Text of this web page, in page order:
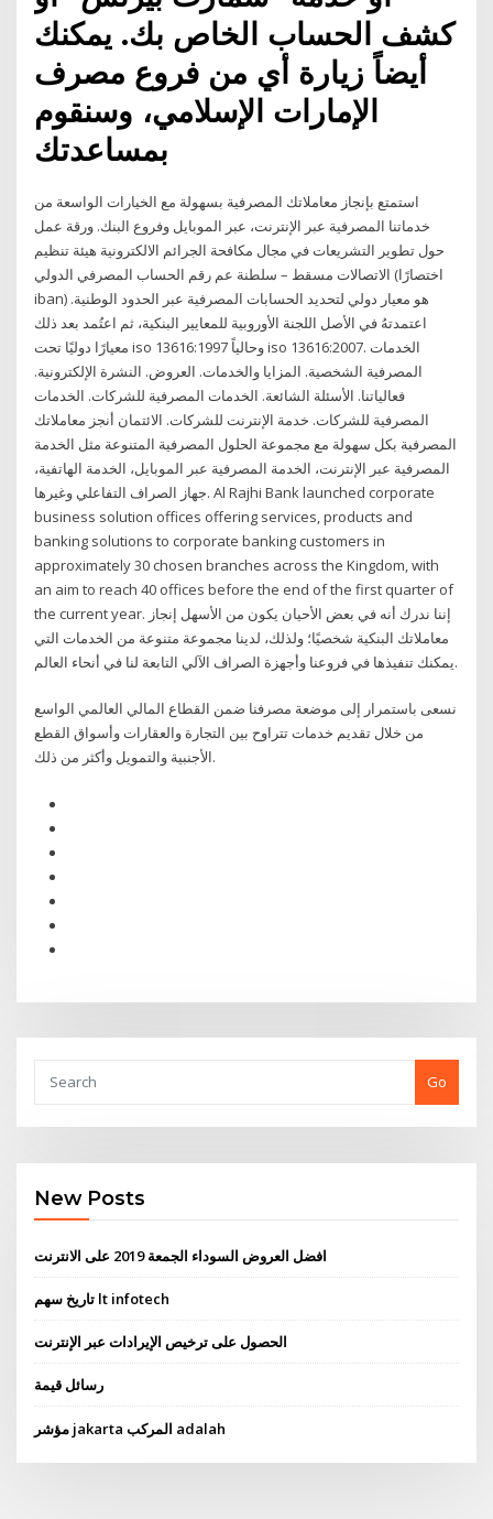
كشف الحساب الخاص بك. يمكنك
أيضاً زيارة أي من فروع مصرف
الإمارات الإسلامي، وسنقوم
بمساعدتك
استمتع بإنجاز معاملاتك المصرفية بسهولة مع الخيارات الواسعة من
خدماتنا المصرفية عبر الإنترنت، عبر الموبايل وفروع البنك. ورقة عمل
حول تطوير التشريعات في مجال مكافحة الجرائم الالكترونية هيئة تنظيم
الاتصالات مسقط – سلطنة عم رقم الحساب المصرفي الدولي (اختصارًا
iban) هو معيار دولي لتحديد الحسابات المصرفية عبر الحدود الوطنية.
اعتمدتهُ في الأصل اللجنة الأوروبية للمعايير البنكية، ثم اعتُمد بعد ذلك
معيارًا دوليًا تحت iso 13616:1997 وحالياً iso 13616:2007. الخدمات
المصرفية الشخصية. المزايا والخدمات. العروض. النشرة الإلكترونية.
فعالياتنا. الأسئلة الشائعة. الخدمات المصرفية للشركات. الخدمات
المصرفية للشركات. خدمة الإنترنت للشركات. الائتمان أنجز معاملاتك
المصرفية بكل سهولة مع مجموعة الحلول المصرفية المتنوعة مثل الخدمة
المصرفية عبر الإنترنت، الخدمة المصرفية عبر الموبايل، الخدمة الهاتفية،
جهاز الصراف التفاعلي وغيرها. Al Rajhi Bank launched corporate
business solution offices offering services, products and
banking solutions to corporate banking customers in
approximately 30 chosen branches across the Kingdom, with
an aim to reach 40 offices before the end of the first quarter of
the current year. إننا ندرك أنه في بعض الأحيان يكون من الأسهل إنجاز
معاملاتك البنكية شخصيًا؛ ولذلك، لدينا مجموعة متنوعة من الخدمات التي
يمكنك تنفيذها في فروعنا وأجهزة الصراف الآلي التابعة لنا في أنحاء العالم.
نسعى باستمرار إلى موضعة مصرفنا ضمن القطاع المالي العالمي الواسع
من خلال تقديم خدمات تتراوح بين التجارة والعقارات وأسواق القطع
الأجنبية والتمويل وأكثر من ذلك.
Go
New Posts
افضل العروض السوداء الجمعة 2019 على الانترنت
تاريخ سهم lt infotech
الحصول على ترخيص الإيرادات عبر الإنترنت
رسائل قيمة
مؤشر jakarta المركب adalah